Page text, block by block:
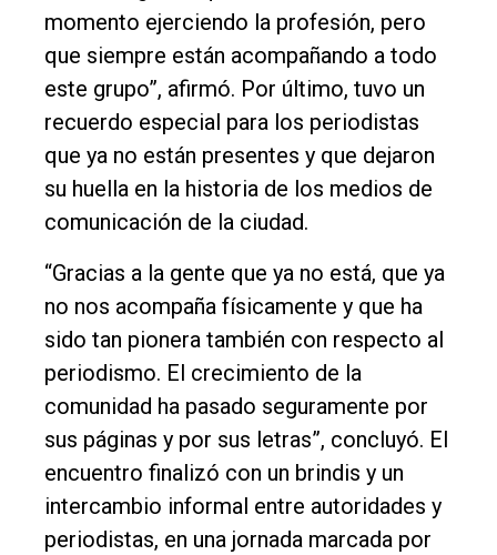
momento ejerciendo la profesión, pero
que siempre están acompañando a todo
este grupo”, afirmó. Por último, tuvo un
recuerdo especial para los periodistas
que ya no están presentes y que dejaron
su huella en la historia de los medios de
comunicación de la ciudad.
“Gracias a la gente que ya no está, que ya
no nos acompaña físicamente y que ha
sido tan pionera también con respecto al
periodismo. El crecimiento de la
comunidad ha pasado seguramente por
sus páginas y por sus letras”, concluyó. El
encuentro finalizó con un brindis y un
intercambio informal entre autoridades y
periodistas, en una jornada marcada por